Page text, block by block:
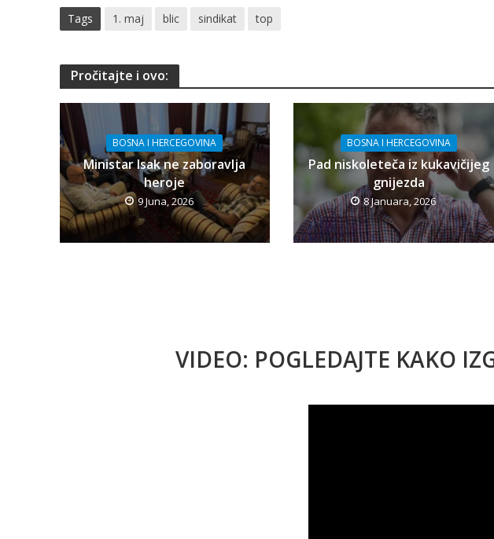
Tags 1. maj blic sindikat top
Pročitajte i ovo:
BOSNA I HERCEGOVINA
Ministar Isak ne zaboravlja
heroje
9 Juna, 2026
BOSNA I HERCEGOVINA
Pad niskoleteča iz kukavičijeg
gnijezda
8 Januara, 2026
VIDEO: POGLEDAJTE KAKO